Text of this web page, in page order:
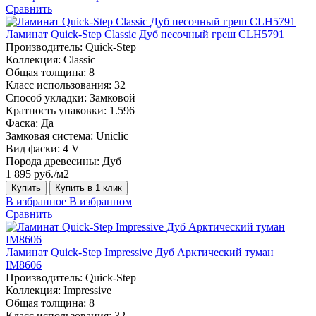
Сравнить
Ламинат Quick-Step Classic Дуб песочный греш CLH5791
Производитель: Quick-Step
Коллекция: Classic
Общая толщина: 8
Класс использования: 32
Способ укладки: Замковой
Кратность упаковки: 1.596
Фаска: Да
Замковая система: Uniclic
Вид фаски: 4 V
Порода древесины: Дуб
1 895 руб./м2
Купить Купить в 1 клик
В избранное В избранном
Сравнить
Ламинат Quick-Step Impressive Дуб Арктический туман
IM8606
Производитель: Quick-Step
Коллекция: Impressive
Общая толщина: 8